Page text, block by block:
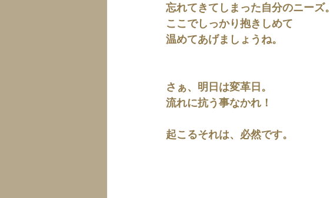
忘れてきてしまった自分のニーズ。
ここでしっかり抱きしめて
温めてあげましょうね。
さぁ、明日は変革日。
流れに抗う事なかれ！
起こるそれは、必然です。